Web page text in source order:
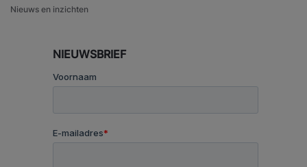
Nieuws en inzichten
NIEUWSBRIEF